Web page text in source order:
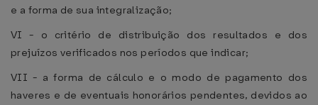
e a forma de sua integralização;
VI - o critério de distribuição dos resultados e dos
prejuízos verificados nos períodos que indicar;
VII - a forma de cálculo e o modo de pagamento dos
haveres e de eventuais honorários pendentes, devidos ao